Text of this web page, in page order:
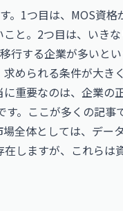
。1つ目は、MOS資
と。2つ目は、いき
行する企業が多いと
められる条件が大き
重要なのは、企業の
。ここが多くの記
全体としては、デー
しますが、これらは